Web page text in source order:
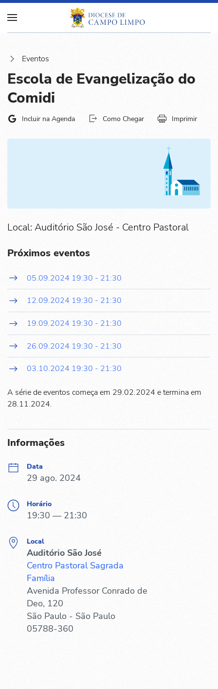
Eventos
Escola de Evangelização do
Comidi
Incluir na Agenda Como Chegar Imprimir
Local: Auditório São José - Centro Pastoral
Próximos eventos
05.09.2024 19:30 - 21:30
12.09.2024 19:30 - 21:30
19.09.2024 19:30 - 21:30
26.09.2024 19:30 - 21:30
03.10.2024 19:30 - 21:30
A série de eventos começa em 29.02.2024 e termina em
28.11.2024.
Informações
Data
29 ago. 2024
Horário
19:30 — 21:30
Local
Auditório São José
Centro Pastoral Sagrada
Família
Avenida Professor Conrado de
Deo, 120
São Paulo - São Paulo
05788-360